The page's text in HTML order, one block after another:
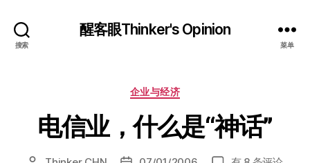
搜索
醒客眼Thinker's Opinion
菜单
分
企业与经济
电信业，什么是“神话”